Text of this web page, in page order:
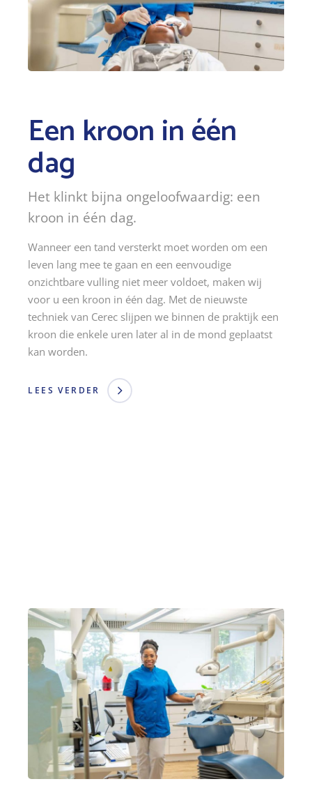
Een kroon in één
dag
Het klinkt bijna ongeloofwaardig: een
kroon in één dag.
Wanneer een tand versterkt moet worden om een
leven lang mee te gaan en een eenvoudige
onzichtbare vulling niet meer voldoet, maken wij
voor u een kroon in één dag. Met de nieuwste
techniek van Cerec slijpen we binnen de praktijk een
kroon die enkele uren later al in de mond geplaatst
kan worden.
LEES VERDER